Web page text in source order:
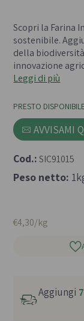
Scopri la Farina
sostenibile.
della
innovazione
Leggi di più
PRESTO
AVVISAMI
Cod.: SIC91015
Peso netto:
€4,30/kg
Aggiungi